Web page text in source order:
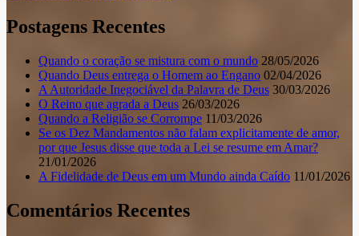
Postagens Recentes
Quando o coração se mistura com o mundo 28/05/2026
Quando Deus entrega o Homem ao Engano 02/04/2026
A Autoridade Inegociável da Palavra de Deus 30/03/2026
O Reino que agrada a Deus 26/03/2026
Quando a Religião se Corrompe 11/03/2026
Se os Dez Mandamentos não falam explicitamente de amor,
por que Jesus disse que toda a Lei se resume em Amar?
21/01/2026
A Fidelidade de Deus em um Mundo ainda Caído 11/01/2026
Comentários Recentes